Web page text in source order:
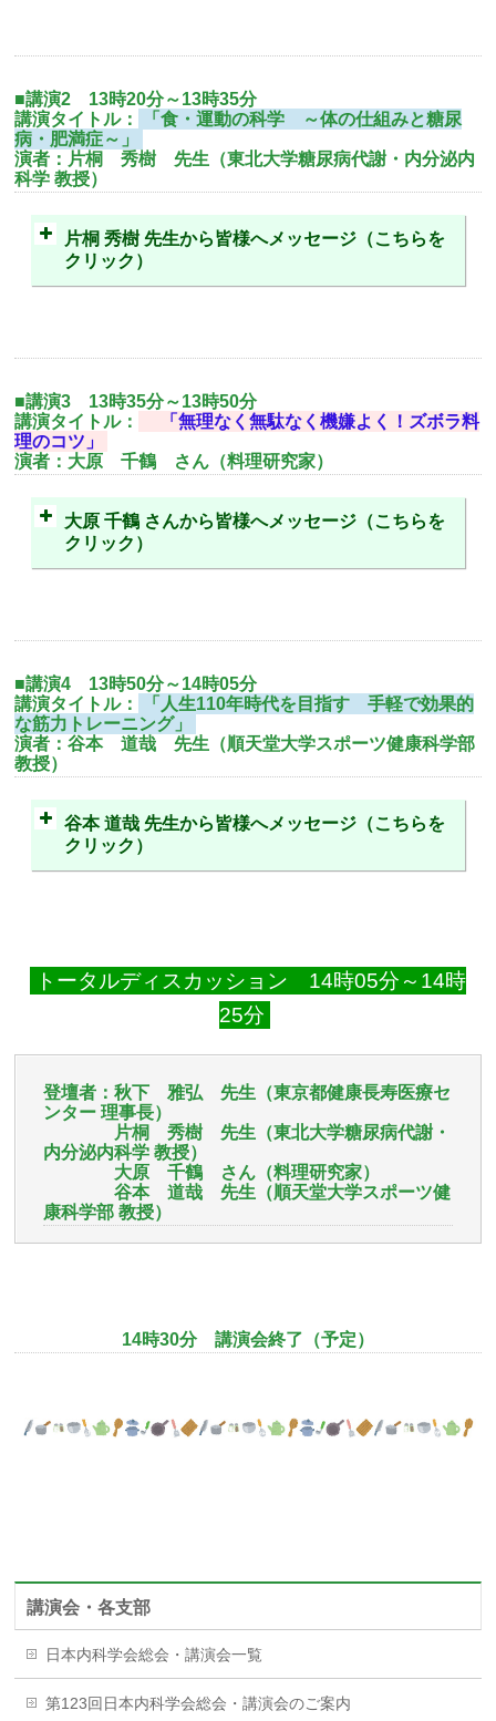
■講演2 13時20分～13時35分
講演タイトル：
「食・運動の科学 ～体の仕組みと糖尿
病・肥満症～」
演者：片桐 秀樹 先生（東北大学糖尿病代謝・内分泌内
科学 教授）
片桐 秀樹 先生から皆様へメッセージ（こちらを
クリック）
■講演3 13時35分～13時50分
講演タイトル：
「無理なく無駄なく機嫌よく！ズボラ料
理のコツ」
演者：大原 千鶴 さん（料理研究家）
大原 千鶴 さんから皆様へメッセージ（こちらを
クリック）
■講演4 13時50分～14時05分
講演タイトル：
「人生110年時代を目指す 手軽で効果的
な筋力トレーニング」
演者：谷本 道哉 先生（順天堂大学スポーツ健康科学部
教授）
谷本 道哉 先生から皆様へメッセージ（こちらを
クリック）
トータルディスカッション 14時05分～14時
25分
登壇者：秋下 雅弘 先生（東京都健康長寿医療セ
ンター 理事長）
片桐 秀樹 先生（東北大学糖尿病代謝・
内分泌内科学 教授）
大原 千鶴 さん（料理研究家）
谷本 道哉 先生（順天堂大学スポーツ健
康科学部 教授）
14時30分 講演会終了（予定）
講演会・各支部
日本内科学会総会・講演会一覧
第123回日本内科学会総会・講演会のご案内